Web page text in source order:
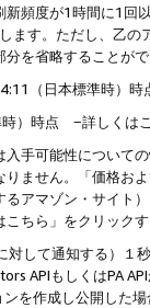
頻度が1時間に1
ます。ただし、乙
を省略することが
（日本標準時）
時）時点 −詳しくは
手可能性について
ません。「価格
アマゾン・サイト
ちら」をクリック
して通知する）
APIもしくはPA
を作成し公開した